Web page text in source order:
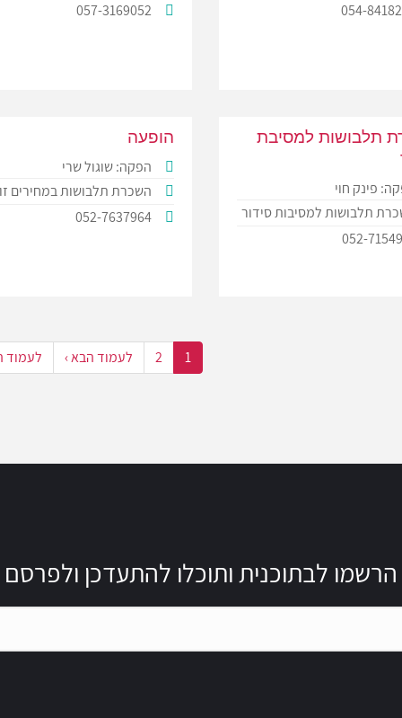
054-
057-3169052
תלבושות למסיבת
פינק חוי
תלבושות למסיבות סידור
052-
הופעה
הפקה: שוגול שרי
השכרת תלבושות במחירים
052-7637964
1
2 לעמוד הבא › לעמוד
הרשמו לבתוכנית ותוכלו להתעדכן ולפרסם